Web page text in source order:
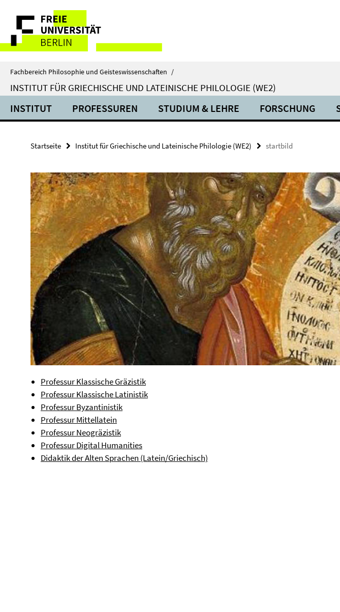
direkt
Inhalt
Service-
Navigation
Fachbereich Philosophie und Geisteswissenschaften /
INSTITUT FÜR GRIECHISCHE UND LATEINISCHE PHILOLOGIE (WE2)
INSTITUT PROFESSUREN STUDIUM & LEHRE FORSCHUNG
Startseite Institut für Griechische und Lateinische Philologie (WE2) startbild
Professur Klassische Gräzistik
Professur Klassische Latinistik
Professur Byzantinistik
Professur Mittellatein
Professur Neogräzistik
Professur Digital Humanities
Didaktik der Alten Sprachen (Latein/Griechisch)